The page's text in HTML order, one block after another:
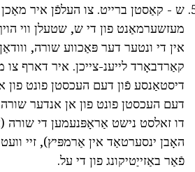
ש - קאַסטן ברייט. צו העלפֿן איר
מעזשערמאַנט פון די ש, שטעלן ווי
אין די ונטער דער פּאַכווע שורה,
קאַרדבאָרד לייענ-צייכן. איר דארף צו
דיסטאַנסע פֿון דעם העכסטן פונט פון
דעם העכסטן פונט פון אן אנדער
דו זאלסט נישט אַראָפּנעמען די שורה
האָבן ינסערטאַד אין אַרמפּיץ), זיי וועט
פֿאַר באַזייַטיקונג פון די על.